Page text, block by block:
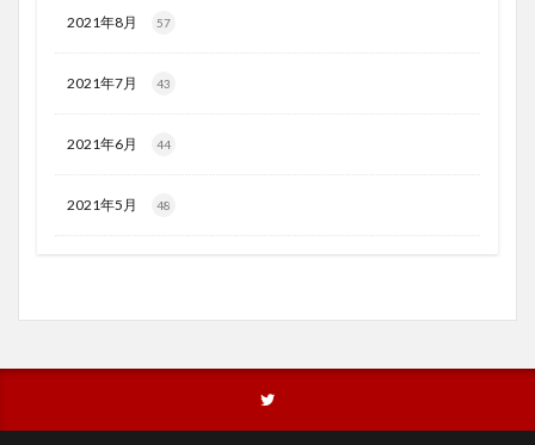
2021年8月 57
2021年7月 43
2021年6月 44
2021年5月 48